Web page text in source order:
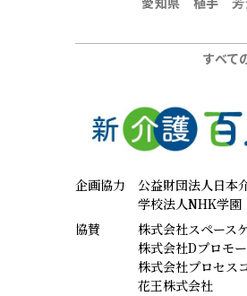
すべて
企画協力
公益財団法人日本
学校法人NHK学園
協賛
株式会社スペース
株式会社Dプロモ
株式会社プロセス
花王株式会社